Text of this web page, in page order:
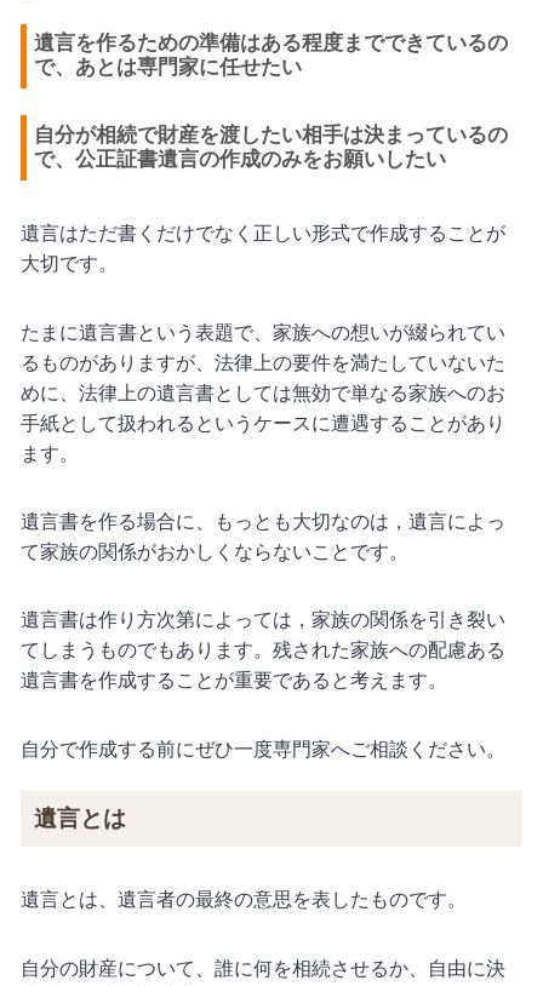
遺言を作るための準備はある程度までできているの
で、あとは専門家に任せたい
自分が相続で財産を渡したい相手は決まっているの
で、公正証書遺言の作成のみをお願いしたい
遺言はただ書くだけでなく正しい形式で作成することが
大切です。
たまに遺言書という表題で、家族への想いが綴られてい
るものがありますが、法律上の要件を満たしていないた
めに、法律上の遺言書としては無効で単なる家族へのお
手紙として扱われるというケースに遭遇することがあり
ます。
遺言書を作る場合に、もっとも大切なのは，遺言によっ
て家族の関係がおかしくならないことです。
遺言書は作り方次第によっては，家族の関係を引き裂い
てしまうものでもあります。残された家族への配慮ある
遺言書を作成することが重要であると考えます。
自分で作成する前にぜひ一度専門家へご相談ください。
遺言とは
遺言とは、遺言者の最終の意思を表したものです。
自分の財産について、誰に何を相続させるか、自由に決